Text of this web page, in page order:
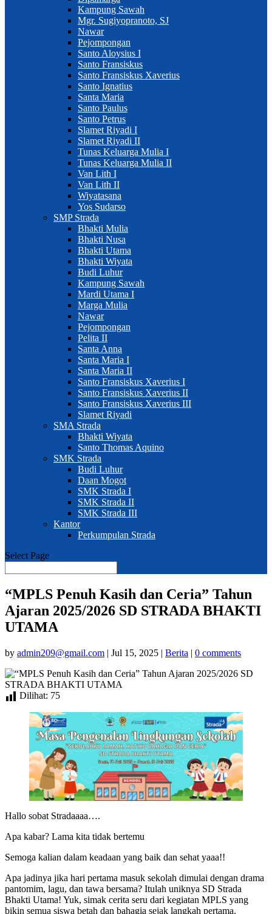
Kampung Sawah
Mgr. Sugiyopranoto, SJ
Nawar
Pejompongan
Santo Aloysius I
Santo Fransiskus
Santo Fransiskus Xaverius
Santo Ignatius
Santa Maria
Santo Paulus
Santo Petrus
Slamet Riyadi I
Slamet Riyadi II
Tunas Keluarga Mulia I
Tunas Keluarga Mulia II
Van Lith I
Van Lith II
Wiyatasana
Yos Sudarso
SMP Strada
Bhakti Mulia
Bhakti Nusa
Bhakti Utama
Bhakti Wiyata
Budi Luhur
Kampung Sawah
Mardi Utama I
Marga Mulia
Nawar
Pejompongan
Pelita II
Santa Anna
Santa Maria I
Santa Maria II
Santo Fransiskus Xaverius I
Santo Fransiskus Xaverius II
Santo Fransiskus Xaverius III
Slamet Riyadi
SMA Strada
Bhakti Wiyata
Santo Thomas Aquino
SMK Strada
Budi Luhur
Daan Mogot
SMK Strada I
SMK Strada II
SMK Strada III
Kantor
Perkumpulan Strada
Select Page
“MPLS Penuh Kasih dan Ceria” Tahun
Ajaran 2025/2026 SD STRADA BHAKTI
UTAMA
by admin209@gmail.com | Jul 15, 2025 | Berita | 0 comments
Dilihat: 75
Hallo sobat Stradaaaa….
Apa kabar? Lama kita tidak bertemu
Semoga kalian dalam keadaan yang baik dan sehat yaaa!!
Apa jadinya jika hari pertama masuk sekolah dimulai dengan drama
pantomim, lagu, dan tawa bersama? Itulah uniknya SD Strada
Bhakti Utama! Yuk, simak cerita seru dari kegiatan MPLS yang
bikin semua siswa betah dan bahagia sejak langkah pertama.